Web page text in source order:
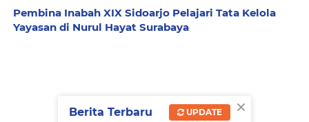
Pembina Inabah XIX Sidoarjo Pelajari Tata Kelola
Yayasan di Nurul Hayat Surabaya
×
Berita Terbaru UPDATE